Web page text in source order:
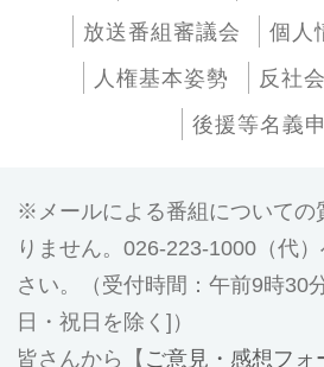
放送番組審議会
個人
人権基本姿勢
反社
後援等名義
メールによる番組について
りません。026-223-1000（代
さい。（受付時間：午前9時30
日・祝日を除く]）
皆さんから【 ご意見・感想フォ